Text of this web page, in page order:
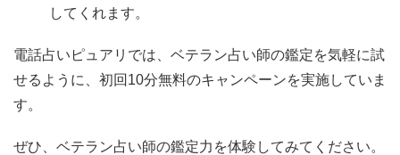
してくれます。
電話占いピュアリでは、ベテラン占い師の鑑定を気軽に試
せるように、初回10分無料のキャンペーンを実施していま
す。
ぜひ、ベテラン占い師の鑑定力を体験してみてください。